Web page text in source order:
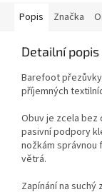
Popis Značka
Detailní
Barefoot
příjemných
Obuv je zcela
pasivní podpory
nožkám správnou
větrá.
Zapínání na suchý